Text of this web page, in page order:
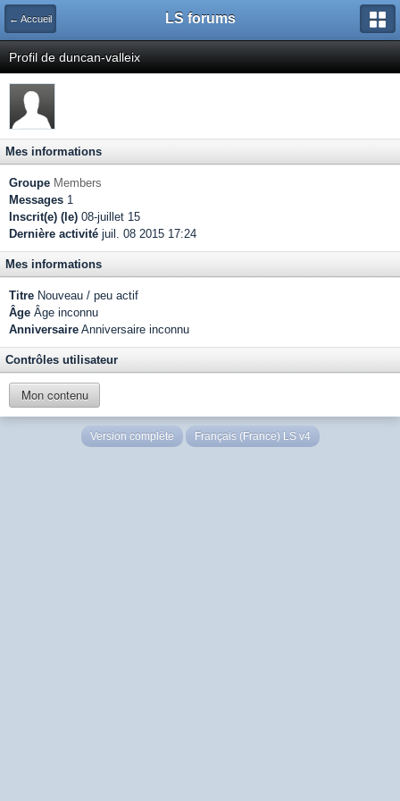
← Accueil LS forums
Profil de duncan-valleix
Mes informations
Groupe Members
Messages 1
Inscrit(e) (le) 08-juillet 15
Dernière activité juil. 08 2015 17:24
Mes informations
Titre Nouveau / peu actif
Âge Âge inconnu
Anniversaire Anniversaire inconnu
Contrôles utilisateur
Mon contenu
Version complète Français (France) LS v4